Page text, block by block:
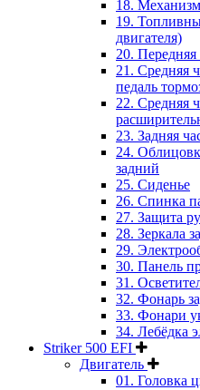
18.
19.
двигателя)
20. Передняя
21. Средняя
педаль
22. Средняя
23. Задняя
24.
задний
25. Сиденье
26. Спинка
27. Защита
28. Зеркала
29.
30. Панель
31.
32. Фонарь
33. Фонари
34. Лебёдка
Striker 500 EFI
Двигатель
01. Головка